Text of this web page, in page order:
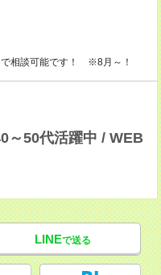
相談可能です！ ※8月～！
～50代活躍中 / WEB
LINEで送る